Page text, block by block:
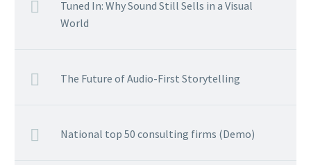
Tuned In: Why Sound Still Sells in a Visual
World
The Future of Audio-First Storytelling
National top 50 consulting firms (Demo)